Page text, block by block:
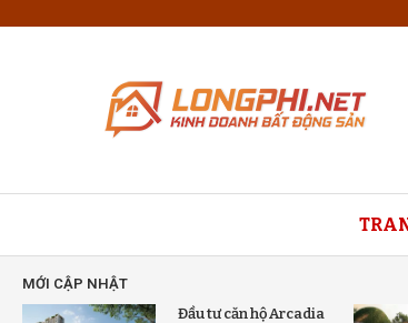
MỚI CẬP NHẬT
Đầu tư căn hộ Arcadia